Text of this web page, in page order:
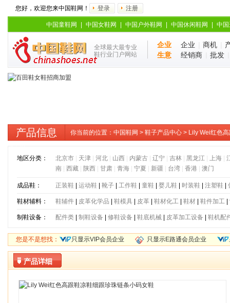
您好，欢迎您来中国鞋网！ 登录 注册
中国童鞋网 中国女鞋网 中国户外鞋网 中国休闲鞋网 中
全球最大最专业
鞋行业门户网站
企业
生意
企业 商机
经销商
批发
产品信息 你当前的位置： 中国鞋网 > 鞋子产品中心 > Lily Wei红色
地区分类：
北京市| 天津| 河北| 山西| 内蒙古| 辽宁| 吉林| 黑龙江 上海|
南| 西藏| 陕西| 甘肃| 青海| 宁夏 新疆 台湾| 香港| 澳门
成品鞋： 正装鞋| 运动鞋| 靴子| 工作鞋| 童鞋| 婴儿鞋| 时装鞋| 注塑鞋|
鞋材辅料： 鞋辅件| 皮革化学品 鞋模具 皮革| 鞋材化工| 鞋材| 鞋件加工|
制鞋设备： 配件类| 制鞋设备 修鞋设备 鞋底机械| 皮革加工设备 鞋机配
您是不是想找： 只显示VIP会员企业 只显示E路通会员企业
产品详细